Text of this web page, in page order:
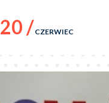
20 / CZERWIEC